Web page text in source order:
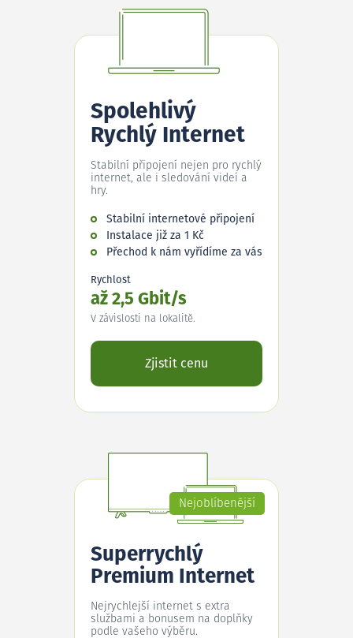
Spolehlivý
Rychlý Internet
Stabilní připojení nejen pro rychlý
internet, ale i sledování videí a
hry.
Stabilní internetové připojení
Instalace již za 1 Kč
Přechod k nám vyřídíme za vás
Rychlost
až 2,5 Gbit/s
V závislosti na lokalitě.
Zjistit cenu
Nejoblíbenější
Superrychlý
Premium Internet
Nejrychlejší internet s extra
službami a bonusem na doplňky
podle vašeho výběru.